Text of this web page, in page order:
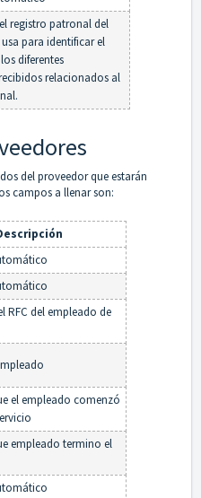
registro patronal del
para identificar el
diferentes
relacionados al
del proveedor que estarán
campos a llenar son:
RFC del empleado de
el empleado comenzó
empleado termino el